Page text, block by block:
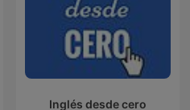
Inglés desde cero